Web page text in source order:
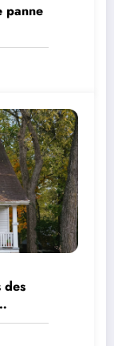
panne
des